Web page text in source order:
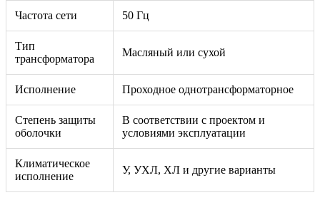
Частота сети 50 Гц
Тип
трансформатора
Масляный или сухой
Исполнение Проходное однотрансформаторное
Степень защиты
оболочки
В соответствии с проектом и
условиями эксплуатации
Климатическое
исполнение
У, УХЛ, ХЛ и другие варианты